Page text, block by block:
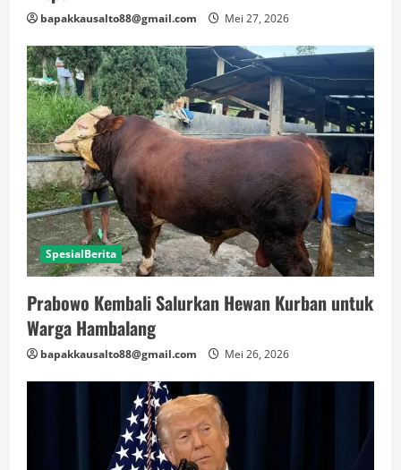
bapakkausalto88@gmail.com Mei 27, 2026
SpesialBerita
Prabowo Kembali Salurkan Hewan Kurban untuk
Warga Hambalang
bapakkausalto88@gmail.com Mei 26, 2026